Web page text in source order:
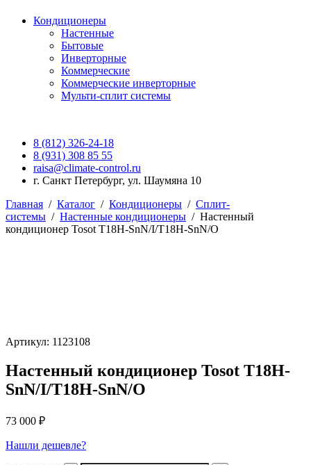
Кондиционеры
Настенные
Бытовые
Инверторные
Коммерческие
Коммерческие инверторные
Мульти-сплит системы
8 (812) 326-24-18
8 (931) 308 85 55
raisa@climate-control.ru
г. Санкт Петербург, ул. Шаумяна 10
Главная / Каталог / Кондиционеры / Сплит-
системы / Настенные кондиционеры / Настенный
кондиционер Tosot T18H-SnN/I/T18H-SnN/O
Артикул: 1123108
Настенный кондиционер Tosot T18H-
SnN/I/T18H-SnN/O
73 000 ₽
Нашли дешевле?